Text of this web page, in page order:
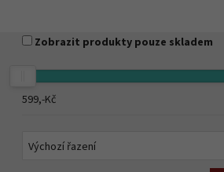
Zobrazit produkty pouze skladem
599,-Kč